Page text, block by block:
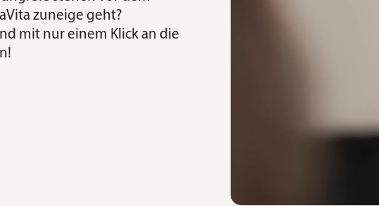
zuneige geht?
mit nur einem Klick an die